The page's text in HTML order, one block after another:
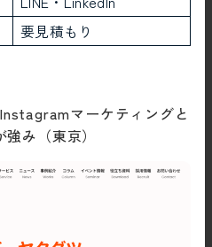
要見積もり
マーケティングと
み（東京）